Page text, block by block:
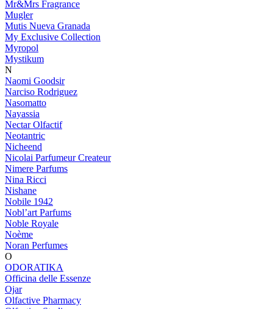
Mr&Mrs Fragrance
Mugler
Mutis Nueva Granada
My Exclusive Collection
Myropol
Mystikum
N
Naomi Goodsir
Narciso Rodriguez
Nasomatto
Nayassia
Nectar Olfactif
Neotantric
Nicheend
Nicolai Parfumeur Createur
Nimere Parfums
Nina Ricci
Nishane
Nobile 1942
Nobl’art Parfums
Noble Royale
Noème
Noran Perfumes
O
ODORATIKA
Officina delle Essenze
Ojar
Olfactive Pharmacy